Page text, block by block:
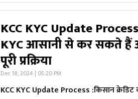
KCC KYC Update
KYC आसानी से कर सकते
पूरी प्रक्रिया
Dec 18, 2024 | 05:20 PM
KCC KYC Update Process :किसान